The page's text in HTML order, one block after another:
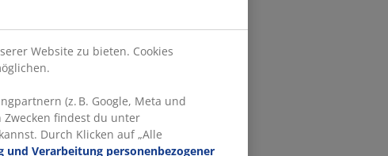
Website zu bieten. Cookies
(z. B. Google, Meta und
Zwecken findest du unter
Durch Klicken auf „Alle
und Verarbeitung personenbezogener